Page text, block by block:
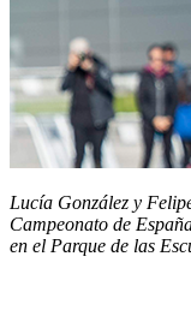
Lucía González y
Campeonato de
en el Parque de las